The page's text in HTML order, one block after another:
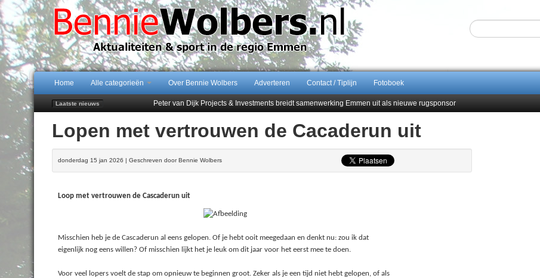
Home Alle categorieën Over Bennie Wolbers Adverteren Contact / Tiplijn Fotoboek
Laatste nieuws
Peter van Dijk Projects & Investments breidt samenwerking Emmen uit als nieuwe rugsponsor
102 kaarsen voor eeuwling Mieke Sijbom-Maatje
Emmen wint op Open Dag overtuigend van Almere City
Treffer van Quispel bezorgt FC Emmen droomstart
Lopen met vertrouwen de Cacaderun uit
donderdag 15 jan 2026 | Geschreven door Bennie Wolbers
Loop met vertrouwen de Cascaderun uit
Misschien heb je de Cascaderun al eens gelopen. Of je hebt ooit meegedaan en denkt nu: zou ik dat
eigenlijk nog eens willen? Of misschien lijkt het je leuk om dit jaar voor het eerst mee te doen.
Voor veel lopers voelt de stap om opnieuw te beginnen groot. Zeker als je een tijd niet hebt gelopen, of als